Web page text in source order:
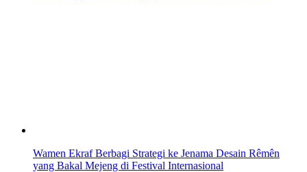
Wamen Ekraf Berbagi Strategi ke Jenama Desain Rêmên
yang Bakal Mejeng di Festival Internasional